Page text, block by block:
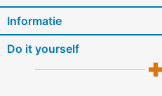
Informatie
Do it yourself